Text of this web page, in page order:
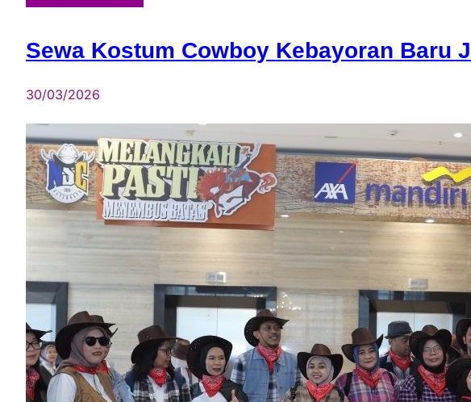
Sewa Kostum Cowboy Kebayoran Baru
30/03/2026